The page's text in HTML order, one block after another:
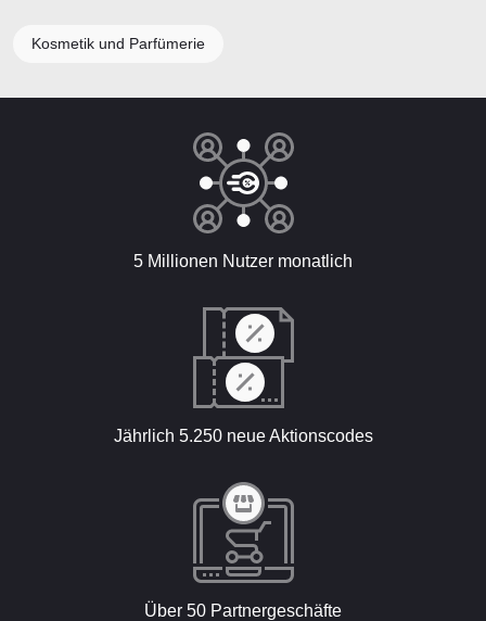
Kosmetik und Parfümerie
5 Millionen Nutzer monatlich
Jährlich 5.250 neue Aktionscodes
Über 50 Partnergeschäfte